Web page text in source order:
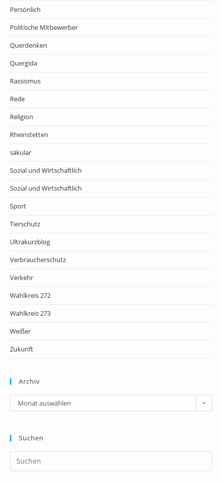
Persönlich
Politische Mitbewerber
Querdenken
Quergida
Rassismus
Rede
Religion
Rheinstetten
säkular
Sozial und Wirtschaftlich
Sozial und Wirtschaftlich
Sport
Tierschutz
Ultrakurzblog
Verbraucherschutz
Verkehr
Wahlkreis 272
Wahlkreis 273
Weißer
Zukunft
Archiv
Archiv
Monat auswählen
Suchen